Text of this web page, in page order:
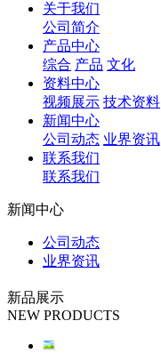
关于我们
公司简介
产品中心
综合 产品 文化
资料中心
视频展示 技术资料
新闻中心
公司动态 业界资讯
联系我们
联系我们
新闻中心
公司动态
业界资讯
新品展示
NEW PRODUCTS